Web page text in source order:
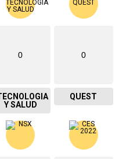
0
Y SALUD
0
QUEST